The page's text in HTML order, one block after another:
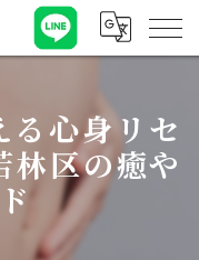
る心身リセ
林区の癒や